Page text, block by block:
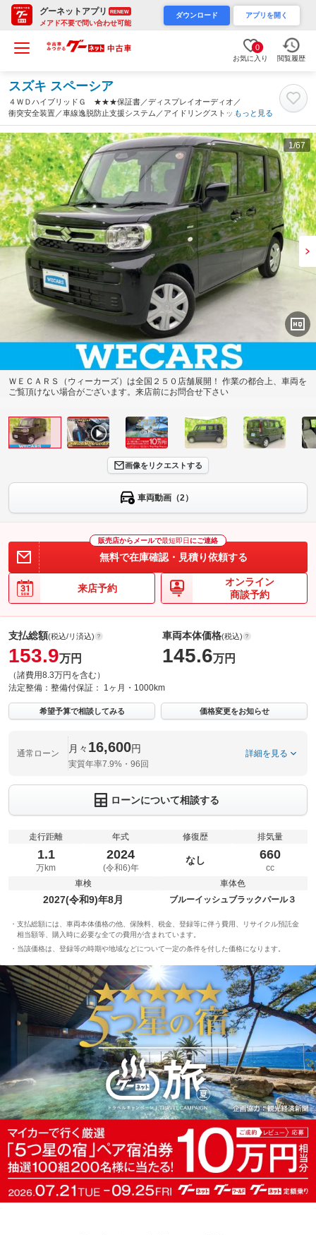
グーネットアプリ RENEW
メアド不要で問い合わせ可能
ダウンロード アプリを開く
0
お気に入り 閲覧履歴
スズキ スペーシア
４ＷＤハイブリッドＧ ★★★保証書／ディスプレイオーディオ／
衝突安全装置／車線逸脱防止支援システム／アイドリングストップ
／禁煙車／エアバッグ 運転席／エアバッグ 助手席／パワーウイ
ンドウ／エンジンスタートボタン（山形県）
もっと見る
1/67
ＷＥＣＡＲＳ（ウィーカーズ）は全国２５０店舗展開！ 作業の都合上、車両を
ご覧頂けない場合がございます。来店前にお問合せ下さい
画像をリクエストする
車両動画（2）
販売店からメールで最短即日 にご連絡
無料で在庫確認・見積り依頼する
来店予約
オンライン
商談予約
支払総額(税込/リ済込)
153.9万円
（諸費用8.3万円を含む）
車両本体価格(税込)
145.6万円
法定整備： 整備付保証： 1ヶ月・1000km
希望予算で相談してみる 価格変更をお知らせ
通常ローン 月々 16,600円
実質年率7.9%・96回
詳細を見る
ローンについて相談する
走行距離
1.1
万km
年式
2024
(令和6)年
修復歴
なし
排気量
660
cc
車検
2027(令和9)年8月
車体色
ブルーイッシュブラックパール３
支払総額には、車両本体価格の他、保険料、税金、登録等に伴う費用、リサイクル預託金
相当額等、購入時に必要な全ての費用が含まれています。
当該価格は、登録等の時期や地域などについて一定の条件を付した価格になります。